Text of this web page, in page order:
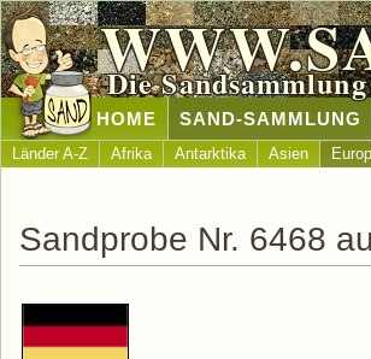
Die
HOME SAND-SAMMLUNG
Länder A-Z Afrika Antarktika Asien
Sandprobe Nr. 6468